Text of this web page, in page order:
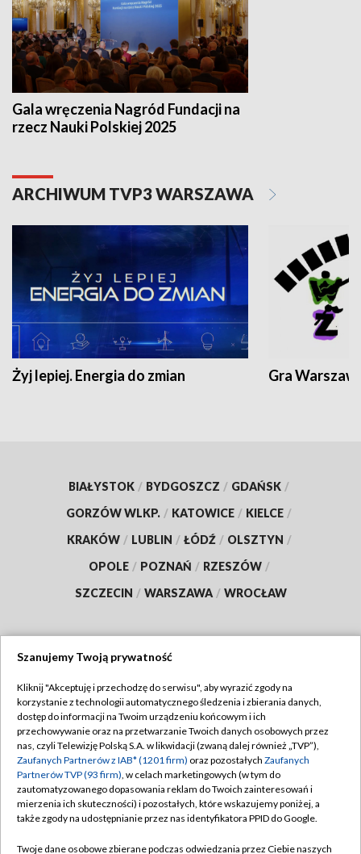
Gala wręczenia Nagród Fundacji na
rzecz Nauki Polskiej 2025
ARCHIWUM TVP3 WARSZAWA
Żyj lepiej. Energia do zmian Gra
BIAŁYSTOK / BYDGOSZCZ / GDAŃSK /
GORZÓW WLKP. / KATOWICE / KIELCE /
KRAKÓW / LUBLIN / ŁÓDŹ / OLSZTYN /
OPOLE / POZNAŃ / RZESZÓW /
SZCZECIN / WARSZAWA / WROCŁAW
TVP
Abonament TVP
Emisja w TVP
Centrum informacji TVP
Naziemna Telewizja Cyfrowa
Regulamin TVP
Polityka prywatności
Moje zgody
Pomoc
Szanujemy Twoją prywatność
Kliknij "Akceptuję i przechodzę do serwisu", aby wyrazić zgody na
korzystanie z technologii automatycznego śledzenia i zbierania danych,
dostęp do informacji na Twoim urządzeniu końcowym i ich
przechowywanie oraz na przetwarzanie Twoich danych osobowych przez
nas, czyli Telewizję Polską S.A. w likwidacji (zwaną dalej również „TVP”),
Zaufanych Partnerów z IAB* (1201 firm) oraz pozostałych Zaufanych
Partnerów TVP (93 firm), w celach marketingowych (w tym do
zautomatyzowanego dopasowania reklam do Twoich zainteresowań i
mierzenia ich skuteczności) i pozostałych, które wskazujemy poniżej, a
także zgody na udostępnianie przez nas identyfikatora PPID do Google.
Twoje dane osobowe zbierane podczas odwiedzania przez Ciebie naszych